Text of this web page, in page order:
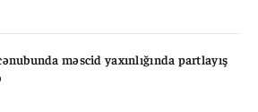
məscid yaxınlığında partlayış